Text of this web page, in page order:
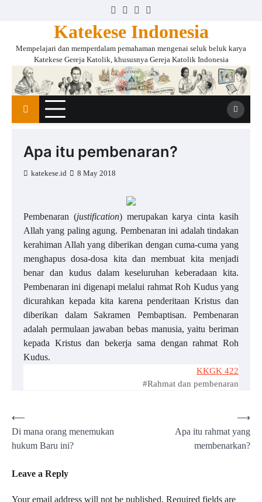
Facebook
Instagram
TwitterYouTube
Katekese Indonesia
Mempelajari dan memperdalam pemahaman mengenai seluk beluk karya
Katekese Gereja Katolik, khususnya Gereja Katolik Indonesia
Apa itu pembenaran?
katekese.id 8 May 2018
Pembenaran (justification) merupakan karya cinta kasih
Allah yang paling agung. Pembenaran ini adalah tindakan
kerahiman Allah yang diberikan dengan cuma-cuma yang
menghapus dosa-dosa kita dan membuat kita menjadi
benar dan kudus dalam keseluruhan keberadaan kita.
Pembenaran ini digenapi melalui rahmat Roh Kudus yang
dicurahkan kepada kita karena penderitaan Kristus dan
diberikan dalam Sakramen Pembaptisan. Pembenaran
adalah permulaan jawaban bebas manusia, yaitu beriman
kepada Kristus dan bekerja sama dengan rahmat Roh
Kudus.
KKGK 422
#Rahmat dan pembenaran
Post
navigation
⟵
Di mana orang menemukan
hukum Baru ini?
Apa itu rahmat yang
membenarkan?
⟶
Leave a Reply
Your email address will not be published. Required fields are